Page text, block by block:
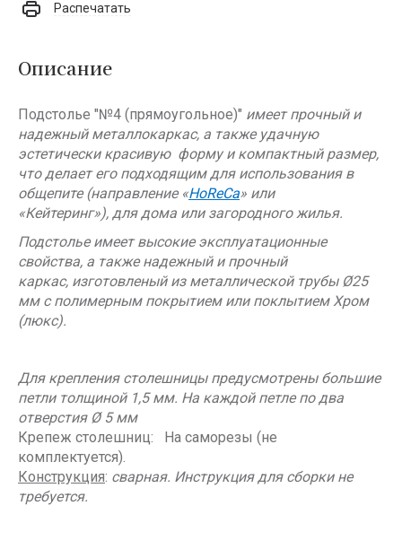
Распечатать
Описание
Подстолье "№4 (прямоугольное)" имеет прочный и
надежный металлокаркас, а также удачную
эстетически красивую форму и компактный размер,
что делает его подходящим для использования в
общепите (направление «HoReCa» или
«Кейтеринг»), для дома или загородного жилья.
Подстолье имеет высокие эксплуатационные
свойства, а также надежный и прочный
каркас, изготовленый из металлической трубы Ø25
мм с полимерным покрытием или поклытием Хром
(люкс).
Для крепления столешницы предусмотрены большие
петли толщиной 1,5 мм. На каждой петле по два
отверстия Ø 5 мм
Крепеж столешниц: На саморезы (не
комплектуется).
Конструкция: сварная. Инструкция для сборки не
требуется.